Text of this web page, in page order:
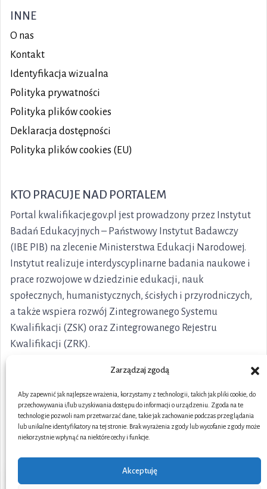
Zarządzaj zgodą
Aby zapewnić jak najlepsze wrażenia, korzystamy z technologii, takich jak pliki cookie, do
przechowywania i/lub uzyskiwania dostępu do informacji o urządzeniu. Zgoda na te
technologie pozwoli nam przetwarzać dane, takie jak zachowanie podczas przeglądania
lub unikalne identyfikatory na tej stronie. Brak wyrażenia zgody lub wycofanie zgody może
niekorzystnie wpłynąć na niektóre cechy i funkcje.
Akceptuję
INNE
O nas
Kontakt
Identyfikacja wizualna
Polityka prywatności
Polityka plikówcookies
Deklaracja dostępności
Polityka plików cookies (EU)
KTO PRACUJE NAD PORTALEM
Portal kwalifikacje.gov.pl jest prowadzony przez Instytut
Badań Edukacyjnych – Państwowy Instytut Badawczy
(IBE PIB) na zlecenie Ministerstwa Edukacji Narodowej.
Instytut realizuje interdyscyplinarne badania naukowe i
prace rozwojowe w dziedzinie edukacji, nauk
społecznych, humanistycznych, ścisłych i przyrodniczych,
a także wspiera rozwój Zintegrowanego Systemu
Kwalifikacji (ZSK) oraz Zintegrowanego Rejestru
Kwalifikacji (ZRK).